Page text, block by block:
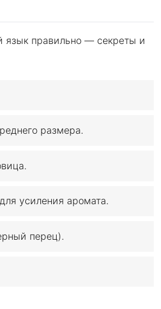
размера.
усиления аромата.
перец).